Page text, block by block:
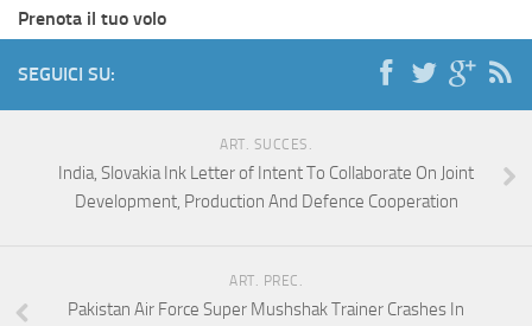
Prenota il tuo volo
SEGUICI SU:
ART. SUCCES.
India, Slovakia Ink Letter of Intent To Collaborate On Joint
Development, Production And Defence Cooperation
ART. PREC.
Pakistan Air Force Super Mushshak Trainer Crashes In